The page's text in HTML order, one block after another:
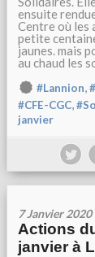
ensuite
Centre où les
petite
jaunes. mais
au chaud les
#Lannion,
#CFE-CGC,
janvier
7 Janvier 2020
Actions
janvier à